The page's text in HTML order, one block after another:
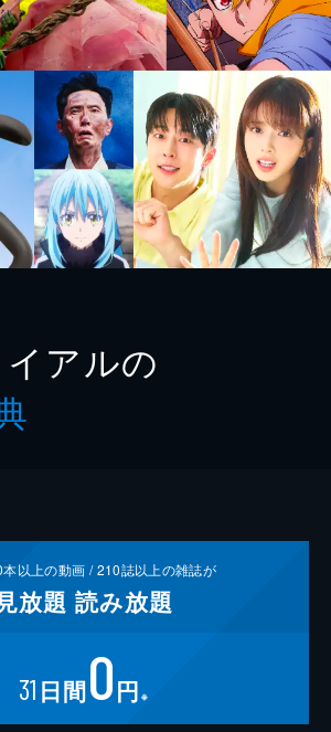
アルの
本以上の動画 /210誌以上の雑誌が
放題 読み放題
31 日間0円 ※